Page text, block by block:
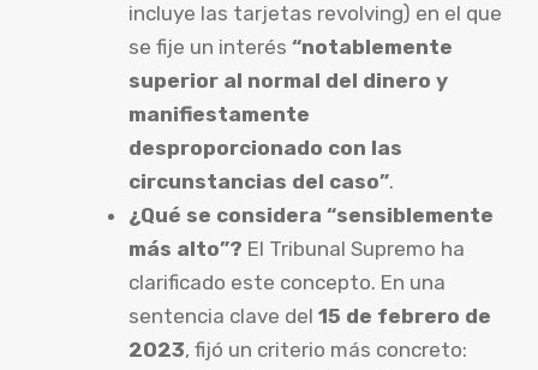
incluye las tarjetas revolving) en el que
se fije un interés “notablemente
superior al normal del dinero y
manifiestamente
desproporcionado con las
circunstancias del caso”.
¿Qué se considera “sensiblemente
más alto”? El Tribunal Supremo ha
clarificado este concepto. En una
sentencia clave del 15 de febrero de
2023, fijó un criterio más concreto: